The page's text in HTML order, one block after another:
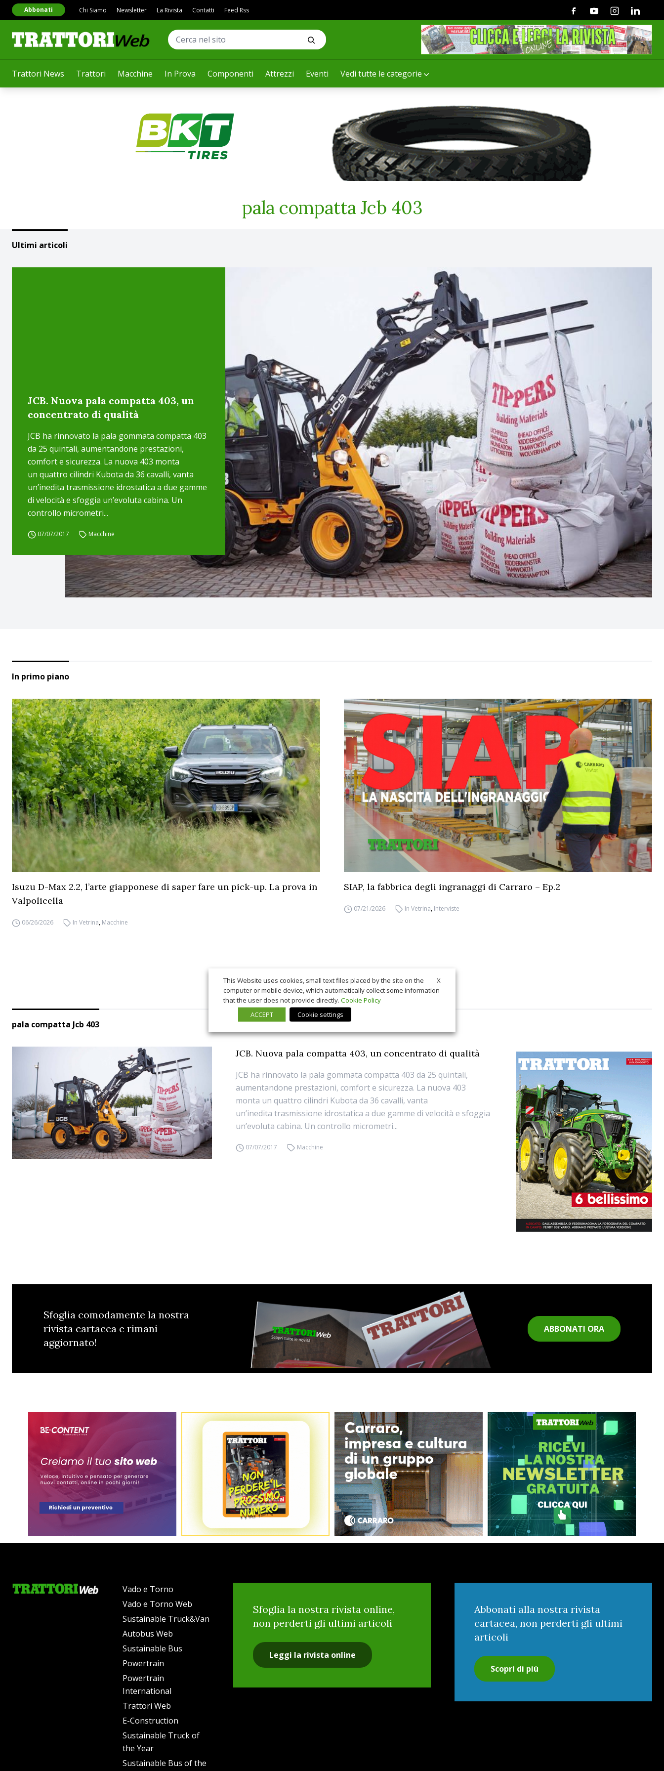
Trattori News Trattori Macchine In Prova Componenti Attrezzi Eventi Vedi tutte le categorie
Abbonati Chi Siamo Newsletter La Rivista Contatti Feed Rss FacebookYoutubeInstagramLinkedin
pala compatta Jcb 403
Ultimi articoli
JCB. Nuova pala compatta 403, un
concentrato di qualità
JCB ha rinnovato la pala gommata compatta 403
da 25 quintali, aumentandone prestazioni,
comfort e sicurezza. La nuova 403 monta
un quattro cilindri Kubota da 36 cavalli, vanta
un’inedita trasmissione idrostatica a due gamme
di velocità e sfoggia un’evoluta cabina. Un
controllo micrometri...
07/07/2017 Macchine
In primo piano
Isuzu D-Max 2.2, l’arte giapponese di saper fare un pick-up. La prova in
Valpolicella
06/26/2026 In Vetrina, Macchine
SIAP, la fabbrica degli ingranaggi di Carraro – Ep.2
07/21/2026 In Vetrina, Interviste
pala compatta Jcb 403
JCB. Nuova pala compatta 403, un concentrato di qualità
JCB ha rinnovato la pala gommata compatta 403 da 25 quintali,
aumentandone prestazioni, comfort e sicurezza. La nuova 403
monta un quattro cilindri Kubota da 36 cavalli, vanta
un’inedita trasmissione idrostatica a due gamme di velocità e sfoggia
un’evoluta cabina. Un controllo micrometri...
07/07/2017 Macchine
Sfoglia comodamente la nostra
rivista cartacea e rimani
aggiornato!
ABBONATI ORA
Vado e Torno
Vado e Torno Web
Sustainable Truck&Van
Autobus Web
Sustainable Bus
Powertrain
Powertrain
International
Trattori Web
E-Construction
Sustainable Truck of
the Year
Sustainable Bus of the
Sfoglia la nostra rivista online,
non perderti gli ultimi articoli
Leggi la rivista online
Abbonati alla nostra rivista
cartacea, non perderti gli ultimi
articoli
Scopri di più
X
This Website uses cookies, small text files placed by the site on the
computer or mobile device, which automatically collect some information
that the user does not provide directly. Cookie Policy
ACCEPT
Cookie settings